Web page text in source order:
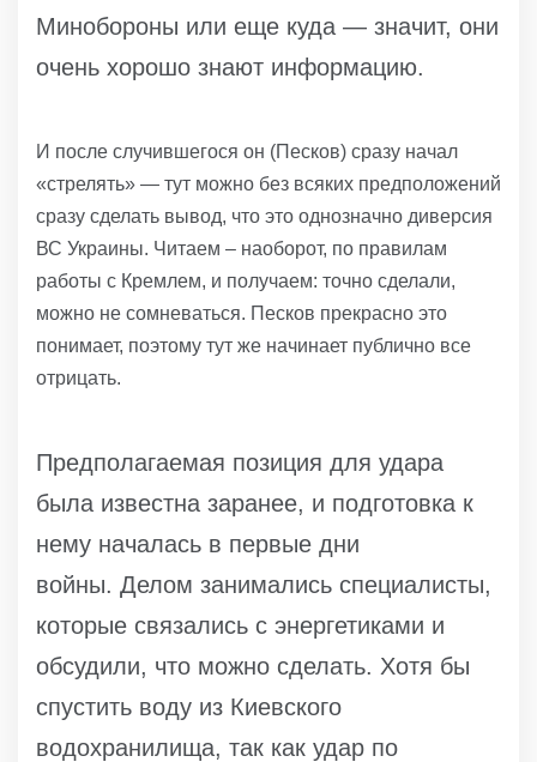
Минобороны или еще куда — значит, они
очень хорошо знают информацию.
И после случившегося он (Песков) сразу начал
«стрелять» — тут можно без всяких предположений
сразу сделать вывод, что это однозначно диверсия
ВС Украины. Читаем – наоборот, по правилам
работы с Кремлем, и получаем: точно сделали,
можно не сомневаться. Песков прекрасно это
понимает, поэтому тут же начинает публично все
отрицать.
Предполагаемая позиция для удара
была известна заранее, и подготовка к
нему началась в первые дни
войны. Делом занимались специалисты,
которые связались с энергетиками и
обсудили, что можно сделать. Хотя бы
спустить воду из Киевского
водохранилища, так как удар по